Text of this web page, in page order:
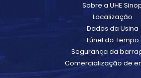
Sobre a UHE
Localização
Dados da Usina
Túnel do Tempo
Segurança da
Comercialização de